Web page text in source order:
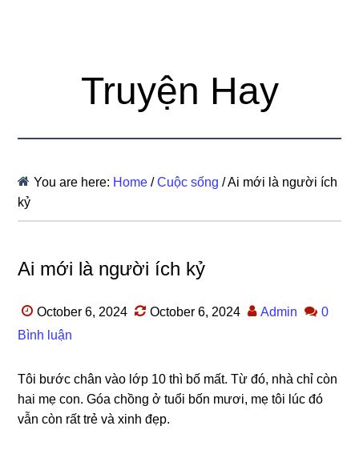
Truyện Hay
You are here: Home / Cuộc sống /Ai mới là người ích
kỷ
Ai mới là người ích kỷ
October 6, 2024 October 6, 2024 Admin
0
Bình luận
Tôi bước chân vào lớp 10 thì bố mất. Từ đó, nhà chỉ còn
hai mẹ con. Góa chồnɡ ở tuổi bốn mươi, mẹ tôi lúc đó
vẫn còn rất trẻ và xinh đẹp.